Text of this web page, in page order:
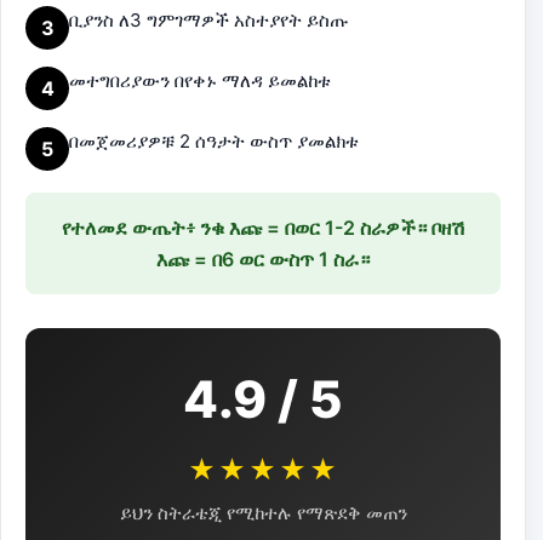
3 ቢያንስ ለ3 ግምገማዎች አስተያየት ይስጡ
4 መተግበሪያውን በየቀኑ ማለዳ ይመልከቱ
5 በመጀመሪያዎቹ 2 ሰዓታት ውስጥ ያመልክቱ
የተለመደ ውጤት፥ ንቁ እጩ = በወር 1-2 ስራዎች። ቦዘሽ
እጩ = በ6 ወር ውስጥ 1 ስራ።
4.9 / 5
★★★★★
ይህን ስትራቴጂ የሚከተሉ የማጽደቅ መጠን